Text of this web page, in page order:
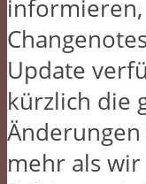
Update
kürzlich die
mehr als